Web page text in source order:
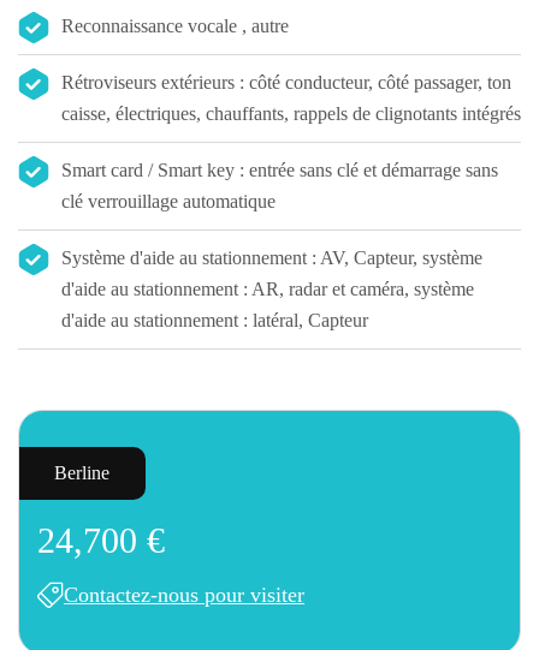
Reconnaissance vocale , autre
Rétroviseurs extérieurs : côté conducteur, côté passager, ton
caisse, électriques, chauffants, rappels de clignotants intégrés
Smart card / Smart key : entrée sans clé et démarrage sans
clé verrouillage automatique
Système d'aide au stationnement : AV, Capteur, système
d'aide au stationnement : AR, radar et caméra, système
d'aide au stationnement : latéral, Capteur
Berline
24,700 €
Contactez-nous pour visiter